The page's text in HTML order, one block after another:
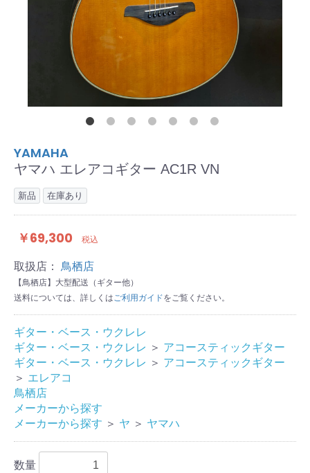
YAMAHA
ヤマハ エレアコギター AC1R VN
新品 在庫あり
￥69,300 税込
取扱店： 鳥栖店
【鳥栖店】大型配送（ギター他）
送料については、詳しくはご利用ガイドをご覧ください。
ギター・ベース・ウクレレ
ギター・ベース・ウクレレ ＞ アコースティックギター
ギター・ベース・ウクレレ ＞ アコースティックギター
＞ エレアコ
鳥栖店
メーカーから探す
メーカーから探す ＞ ヤ ＞ ヤマハ
数量